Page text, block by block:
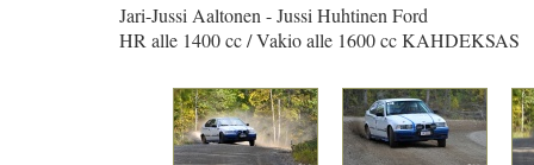
Jari-Jussi Aaltonen - Jussi Huhtinen Ford
HR alle 1400 cc / Vakio alle 1600 cc KAHDEKSAS